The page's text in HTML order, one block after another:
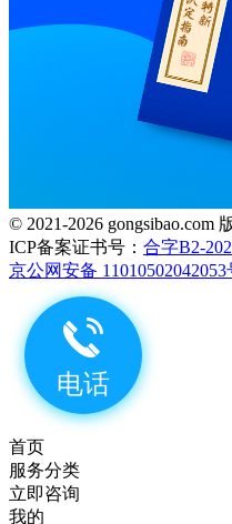
© 2021-2026 gongsibao.com
ICP备案证书号： 合字B2-
京公网安备 11010502042053
首页
服务分类
立即咨询
我的